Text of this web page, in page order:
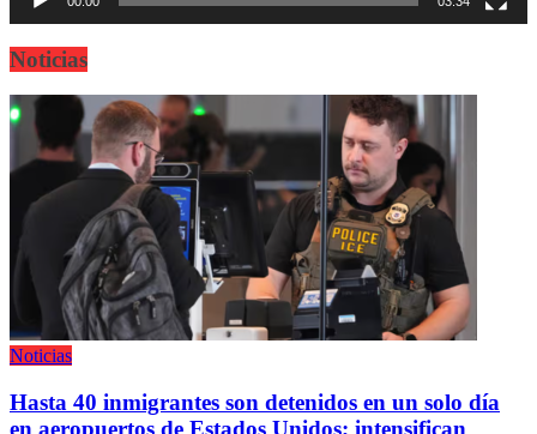
Noticias
Noticias
Hasta 40 inmigrantes son detenidos en un solo día
en aeropuertos de Estados Unidos; intensifican